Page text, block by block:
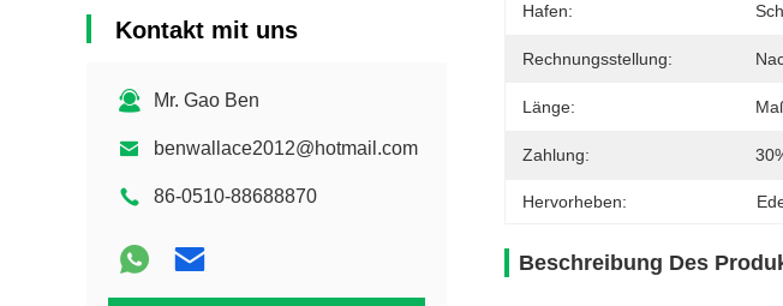
Kontakt mit uns
Mr. Gao Ben
benwallace2012@hotmail.com
86-0510-88688870
Hafen:
Rechnungsstellung:
Länge:
Zahlung:
Hervorheben:
Beschreibung Des